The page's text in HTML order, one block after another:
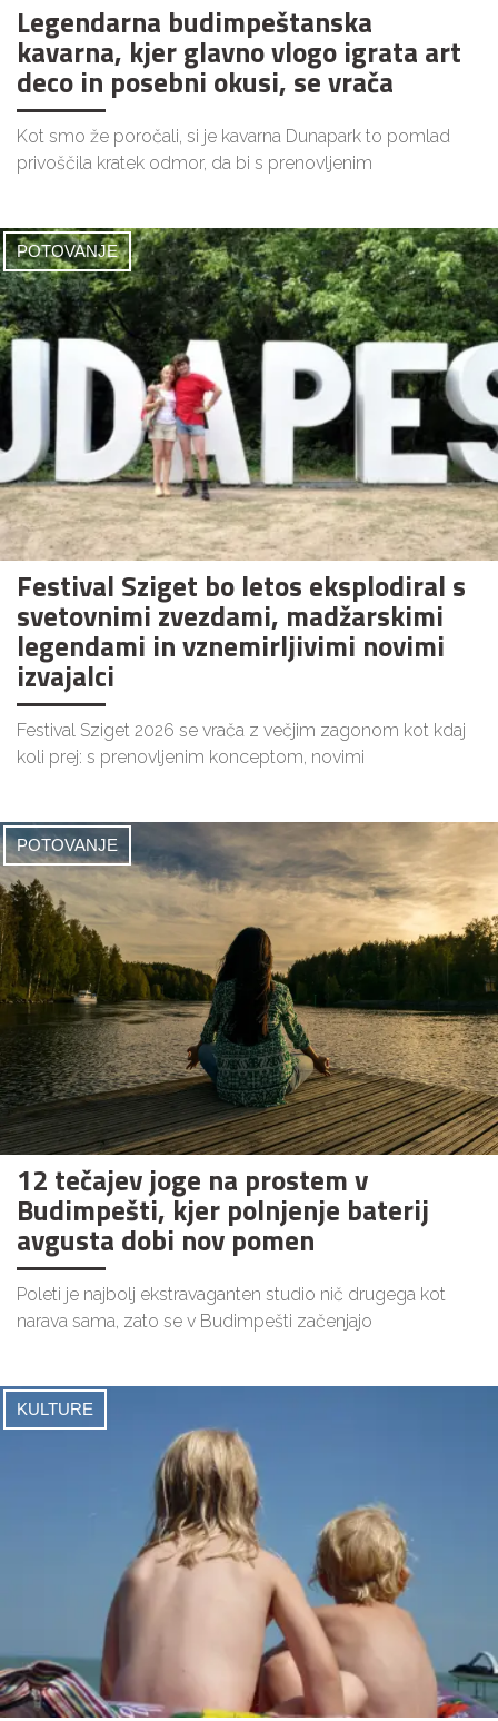
Legendarna budimpeštanska
kavarna, kjer glavno vlogo igrata art
deco in posebni okusi, se vrača
Kot smo že poročali, si je kavarna Dunapark to pomlad
privoščila kratek odmor, da bi s prenovljenim
POTOVANJE
Festival Sziget bo letos eksplodiral s
svetovnimi zvezdami, madžarskimi
legendami in vznemirljivimi novimi
izvajalci
Festival Sziget 2026 se vrača z večjim zagonom kot kdaj
koli prej: s prenovljenim konceptom, novimi
POTOVANJE
12 tečajev joge na prostem v
Budimpešti, kjer polnjenje baterij
avgusta dobi nov pomen
Poleti je najbolj ekstravaganten studio nič drugega kot
narava sama, zato se v Budimpešti začenjajo
KULTURE